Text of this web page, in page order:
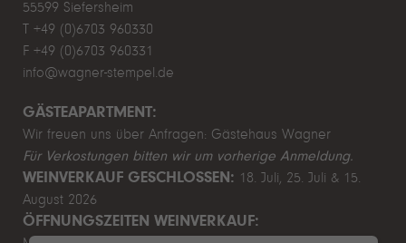
55599 Siefersheim
T +49 (0)6703 960330
F +49 (0)6703 960331
info@wagner-stempel.de
GÄSTEAPARTMENT:
Wir freuen uns über Anfragen: Gästehaus Wagner
Für Verkostungen bitten wir um vorherige Anmeldung.
WEINVERKAUF GESCHLOSSEN: 18. Juli, 25. Juli & 15.
August 2026
ÖFFNUNGSZEITEN WEINVERKAUF: